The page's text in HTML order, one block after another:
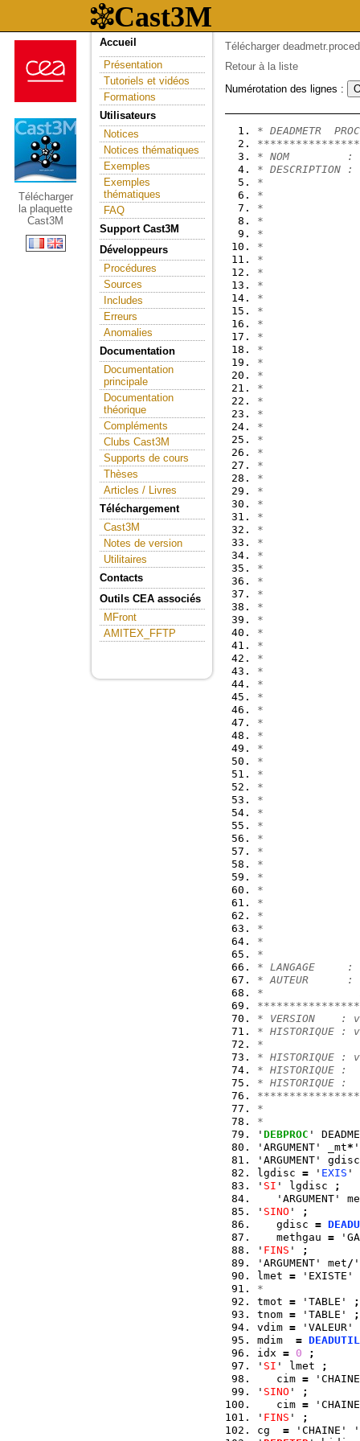
Télécharger
la plaquette
Cast3M
Accueil
Présentation
Tutoriels et vidéos
Formations
Utilisateurs
Notices
Notices thématiques
Exemples
Exemples
thématiques
FAQ
Support Cast3M
Développeurs
Procédures
Sources
Includes
Erreurs
Anomalies
Documentation
Documentation
principale
Documentation
théorique
Compléments
Clubs Cast3M
Supports de cours
Thèses
Articles / Livres
Téléchargement
Cast3M
Notes de version
Utilitaires
Contacts
Outils CEA associés
MFront
AMITEX_FFTP
Télécharger
Retour à la liste
Numérotation des lignes :
* DEADMETR
* NOM         :
*
*
*
*
*
*
*
*
*
*
*
*
*
*
*
*
*
*
*
*
*
*
*
*
*
*
*
*
*
*
*
*
*
*
*
*
*
*
*
*
*
*
*
*
*
*
*
*
*
*
*
*
*
*
*
*
*
*
*
*
*
*
* LANGAGE     :
* AUTEUR      :
*               mél
* VERSION    :
* HISTORIQUE
*
* HISTORIQUE
* HISTORIQUE :
* HISTORIQUE :
*
*
' DEBPROC '
'ARGUMENT' _mt*
'ARGUMENT' gdisc
lgdisc = ' EXIS '
' SI ' lgdisc
;
'ARGUMENT'
' SINO '
;
   gdisc
=
   methgau
=
' FINS '
;
'ARGUMENT' met/
lmet =
*
tmot = 'TABLE'
;
tnom = 'TABLE'
;
vdim =
mdim = DEADUTIL
idx = 0
;
' SI ' lmet
;
   cim
=
' SINO '
;
   cim
=
' FINS '
;
cg = 'CHAINE'